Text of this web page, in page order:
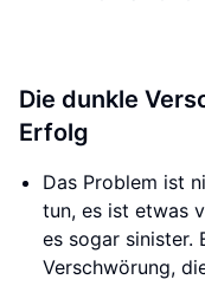
Die dunkle
Erfolg
Das Problem ist
tun, es ist etwas
es sogar sinister.
Verschwörung,